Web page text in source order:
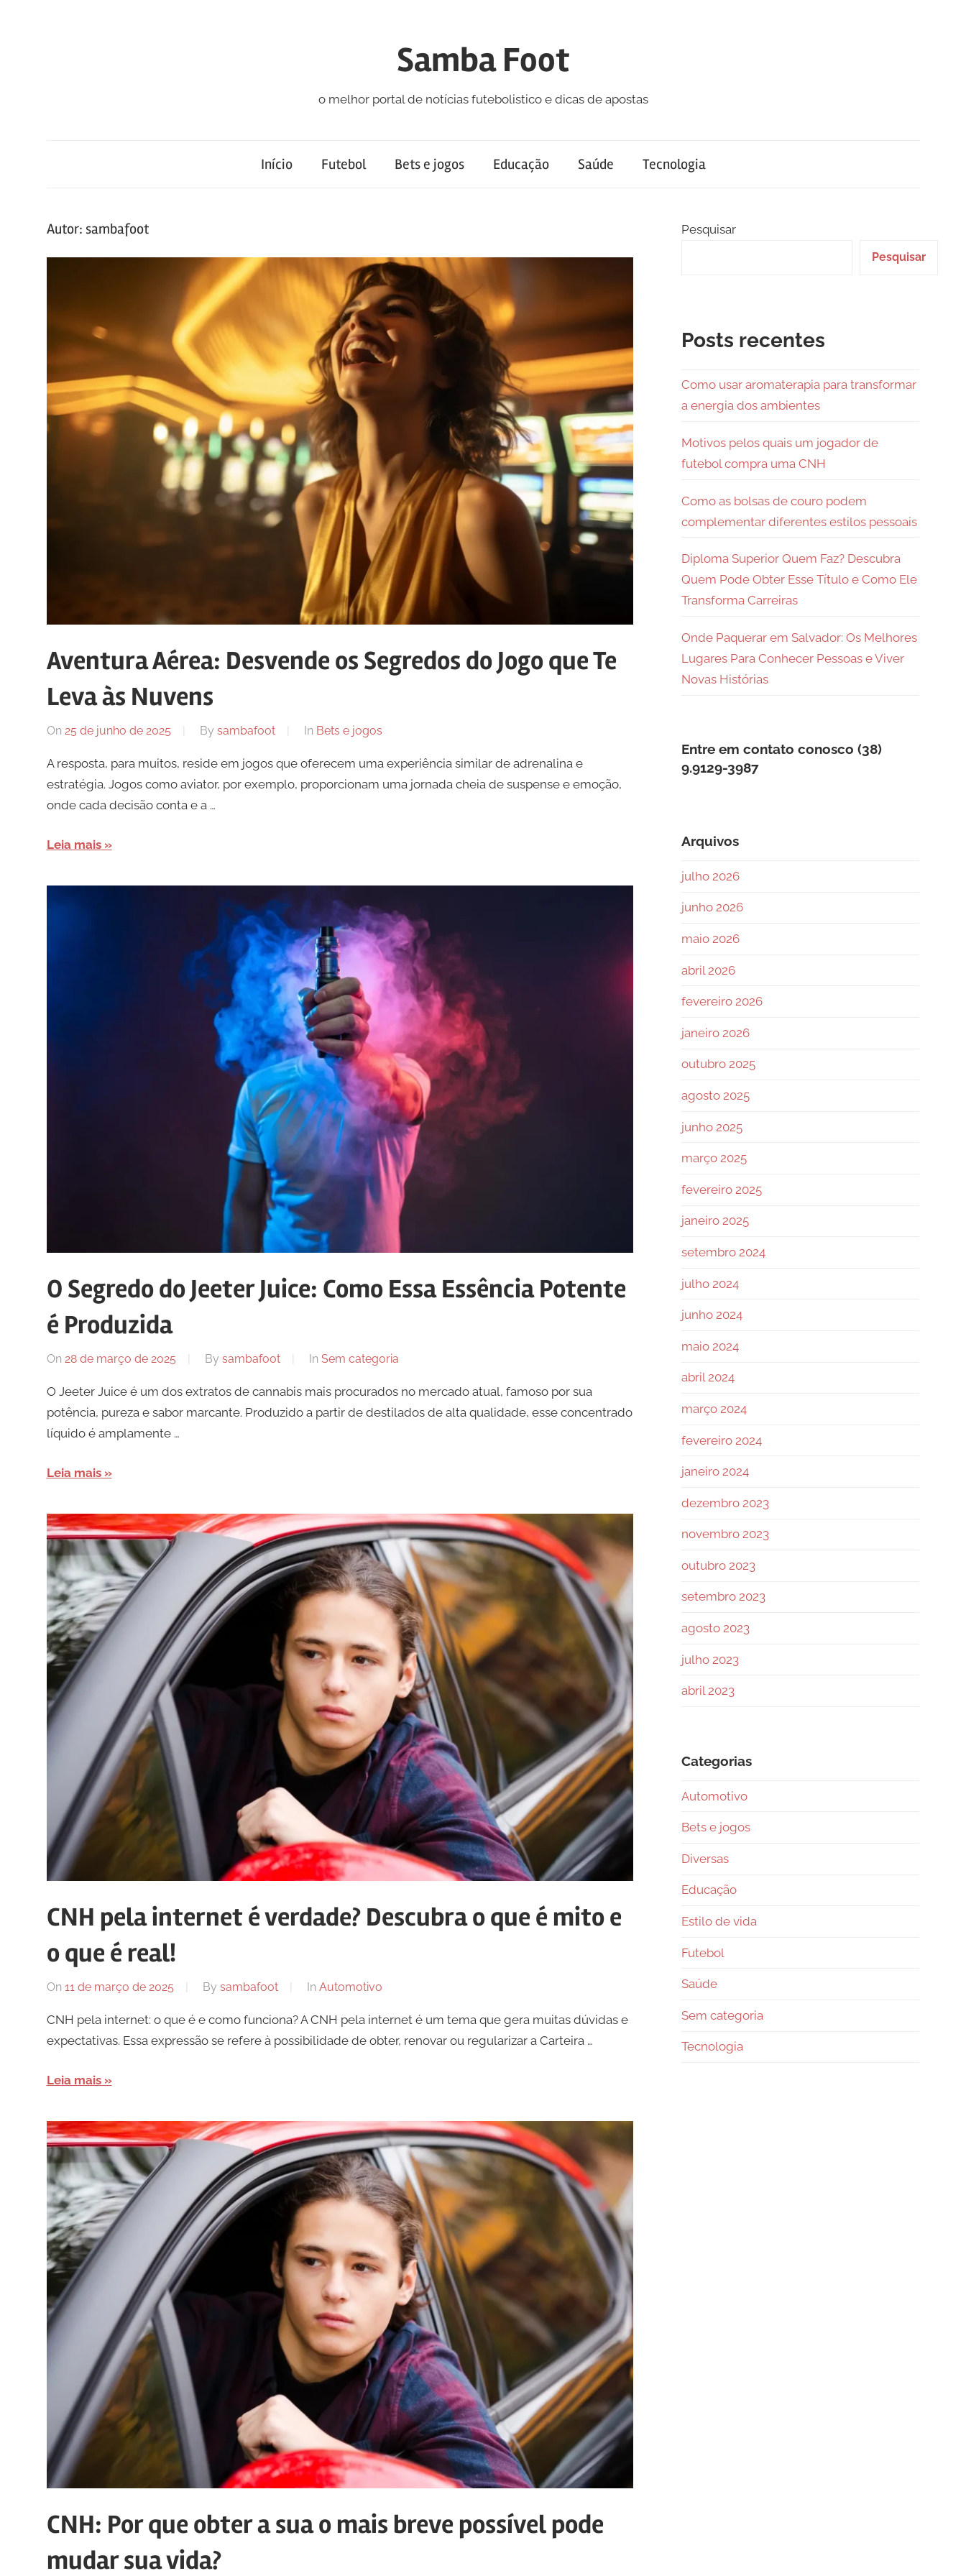
Samba Foot
o melhor portal de notícias futebolistico e dicas de apostas
Início Futebol Bets e jogos Educação Saúde Tecnologia
Autor: sambafoot
Aventura Aérea: Desvende os Segredos do Jogo que Te
Leva às Nuvens
On 25 de junho de 2025 By sambafoot In Bets e jogos
A resposta, para muitos, reside em jogos que oferecem uma experiência similar de adrenalina e
estratégia. Jogos como aviator, por exemplo, proporcionam uma jornada cheia de suspense e emoção,
onde cada decisão conta e a …
Leia mais
O Segredo do Jeeter Juice: Como Essa Essência Potente
é Produzida
On 28 de março de 2025 By sambafoot In Sem categoria
O Jeeter Juice é um dos extratos de cannabis mais procurados no mercado atual, famoso por sua
potência, pureza e sabor marcante. Produzido a partir de destilados de alta qualidade, esse concentrado
líquido é amplamente …
Leia mais
CNH pela internet é verdade? Descubra o que é mito e
o que é real!
On 11 de março de 2025 By sambafoot In Automotivo
CNH pela internet: o que é e como funciona? A CNH pela internet é um tema que gera muitas dúvidas e
expectativas. Essa expressão se refere à possibilidade de obter, renovar ou regularizar a Carteira …
Leia mais
CNH: Por que obter a sua o mais breve possível pode
mudar sua vida?
Pesquisar
Pesquisar
Posts recentes
Como usar aromaterapia para transformar
a energia dos ambientes
Motivos pelos quais um jogador de
futebol compra uma CNH
Como as bolsas de couro podem
complementar diferentes estilos pessoais
Diploma Superior Quem Faz? Descubra
Quem Pode Obter Esse Título e Como Ele
Transforma Carreiras
Onde Paquerar em Salvador: Os Melhores
Lugares Para Conhecer Pessoas e Viver
Novas Histórias
Entre em contato conosco (38)
9.9129-3987
Arquivos
julho 2026
junho 2026
maio 2026
abril 2026
fevereiro 2026
janeiro 2026
outubro 2025
agosto 2025
junho 2025
março 2025
fevereiro 2025
janeiro 2025
setembro 2024
julho 2024
junho 2024
maio 2024
abril 2024
março 2024
fevereiro 2024
janeiro 2024
dezembro 2023
novembro 2023
outubro 2023
setembro 2023
agosto 2023
julho 2023
abril 2023
Categorias
Automotivo
Bets e jogos
Diversas
Educação
Estilo de vida
Futebol
Saúde
Sem categoria
Tecnologia